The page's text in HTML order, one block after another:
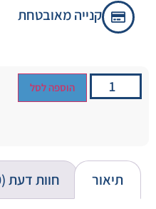
קנייה מאובטחת
הוספה לסל
תיאור חוות דעת (0)